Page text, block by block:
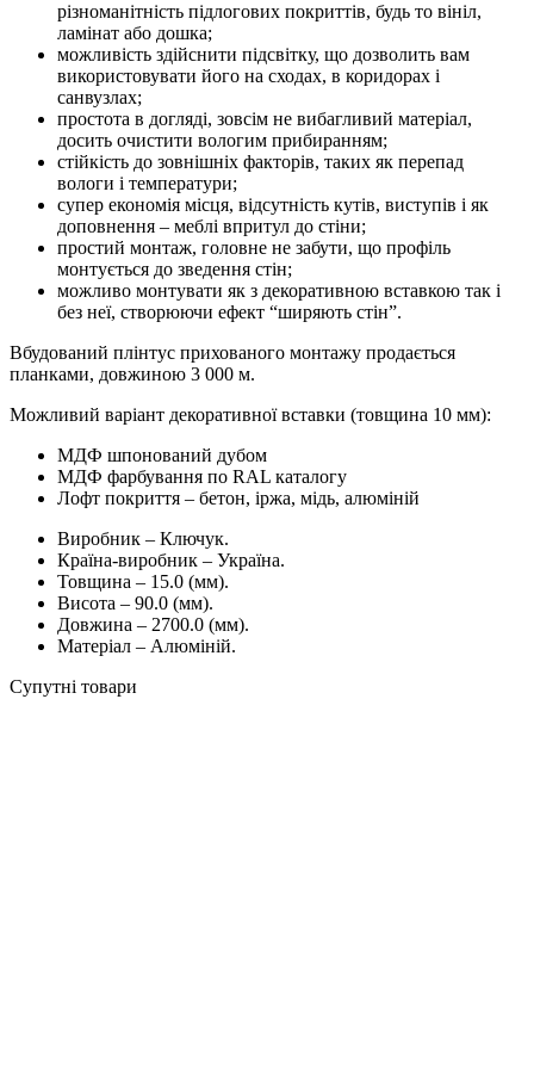
різноманітність підлогових покриттів, будь то вініл,
ламінат або дошка;
можливість здійснити підсвітку, що дозволить вам
використовувати його на сходах, в коридорах і
санвузлах;
простота в догляді, зовсім не вибагливий матеріал,
досить очистити вологим прибиранням;
стійкість до зовнішніх факторів, таких як перепад
вологи і температури;
супер економія місця, відсутність кутів, виступів і як
доповнення – меблі впритул до стіни;
простий монтаж, головне не забути, що профіль
монтується до зведення стін;
можливо монтувати як з декоративною вставкою так і
без неї, створюючи ефект “ширяють стін”.
Вбудований плінтус прихованого монтажу продається
планками, довжиною 3 000 м.
Можливий варіант декоративної вставки (товщина 10 мм):
МДФ шпонований дубом
МДФ фарбування по RAL каталогу
Лофт покриття – бетон, іржа, мідь, алюміній
Виробник – Ключук.
Країна-виробник – Україна.
Товщина – 15.0 (мм).
Висота – 90.0 (мм).
Довжина – 2700.0 (мм).
Матеріал – Алюміній.
Супутні товари